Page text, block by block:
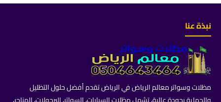
نبذة عنا
مظلات وسواتر معالم الرياض في الرياض تقدم أفضل حلول التظليل